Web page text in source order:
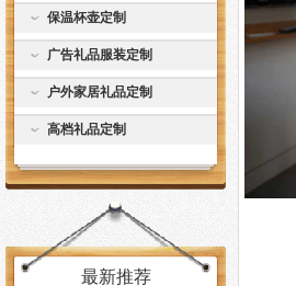
保温杯壶定制
广告礼品服装定制
户外家居礼品定制
高档礼品定制
最新推荐